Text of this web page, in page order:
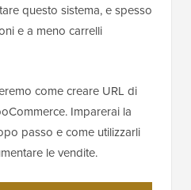
questo sistema, e spesso
e a meno carrelli
come creare URL di
Imparerai la
passo e come utilizzarli
le vendite.